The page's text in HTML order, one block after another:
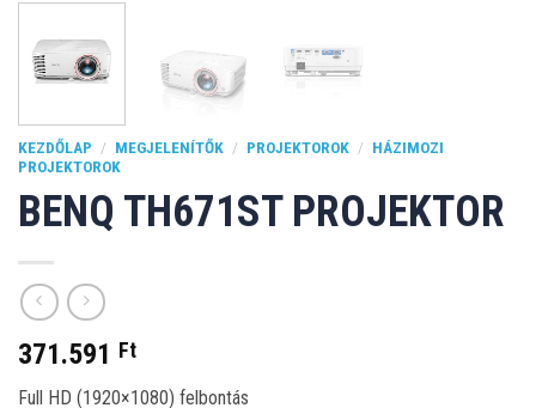
KEZDŐLAP / MEGJELENÍTŐK / PROJEKTOROK / HÁZIMOZI
PROJEKTOROK
BENQ TH671ST PROJEKTOR
371.591 Ft
Full HD (1920×1080) felbontás